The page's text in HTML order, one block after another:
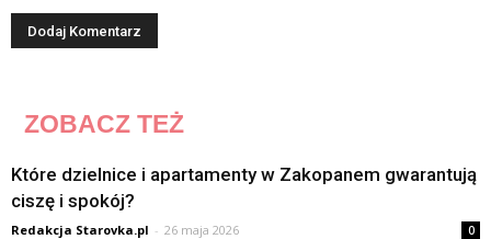
ZOBACZ TEŻ
Które dzielnice i apartamenty w Zakopanem gwarantują
ciszę i spokój?
Redakcja Starovka.pl - 26 maja 2026 0